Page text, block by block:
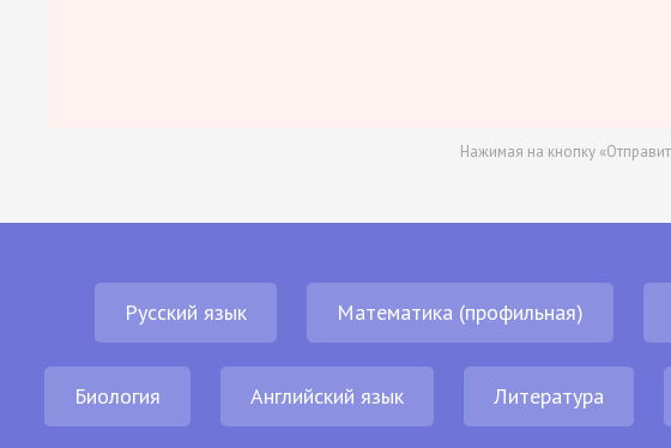
Нажимая на кнопку
Русский язык Математика (профильная)
Биология Английский язык Литература